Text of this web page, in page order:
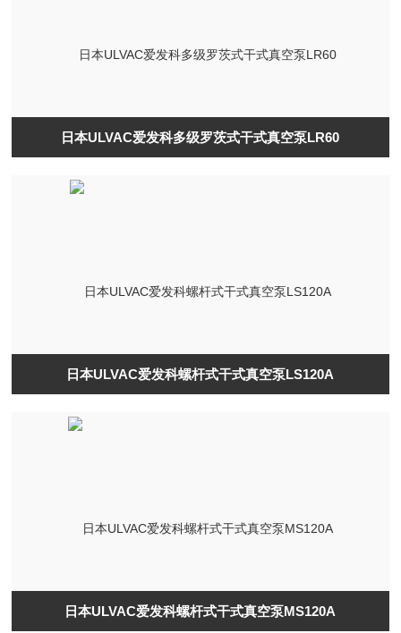
日本ULVAC爱发科多级罗茨式干式真空泵LR60
日本ULVAC爱发科螺杆式干式真空泵LS120A
日本ULVAC爱发科螺杆式干式真空泵MS120A